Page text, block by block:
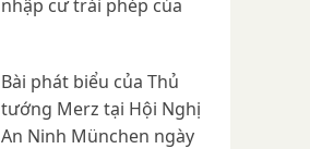
nhập cư trái phép của
Bài phát biểu của Thủ
tướng Merz tại Hội Nghị
An Ninh München ngày